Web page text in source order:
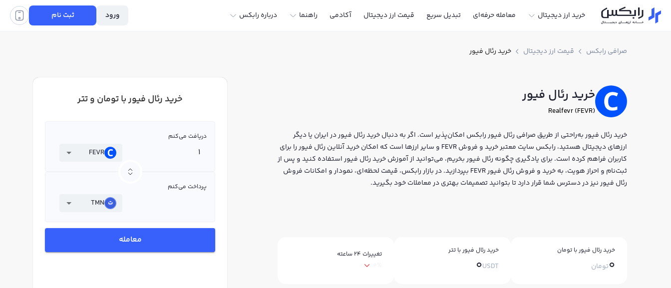
خرید ارز دیجیتال معامله حرفه‌ای تبدیل سریع قیمت ارز دیجیتال آکادمی راهنما درباره رابکس ورود ثبت نام
صرافی رابکس قیمت ارز دیجیتال خرید رئال فیور
خرید رئال فیور
Realfevr (FEVR)
خرید رئال فیور به‌راحتی از طریق صرافی رئال فیور رابکس امکان‌پذیر است. اگر به دنبال خرید رئال فیور در ایران یا دیگر
ارزهای دیجیتال هستید، رابکس سایت معتبر خرید و فروش FEVR و سایر ارزها است که امکان خرید آنلاین رئال فیور را برای
کاربران فراهم کرده است. برای یادگیری چگونه رئال فیور بخریم، می‌توانید از آموزش خرید رئال فیور استفاده کنید و پس از
ثبت‌نام و احراز هویت، به خرید و فروش رئال فیور FEVR بپردازید. در بازار رابکس، قیمت لحظه‌ای، نمودار و امکانات فروش
رئال فیور نیز در دسترس شما قرار دارد تا بتوانید تصمیمات بهتری در معاملات خود بگیرید.
خرید رئال فیور با تومان
0تومان
خرید رئال فیور با تتر
0USDT
تغییرات ۲۴ ساعته
خرید رئال فیور با تومان و تتر
دریافت می‌کنم
FEVR
پرداخت می‌کنم
TMN
معامله